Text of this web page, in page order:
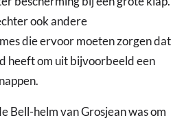
ook andere
die ervoor moeten zorgen dat
heeft om uit bijvoorbeeld een
Bell-helm van Grosjean was om